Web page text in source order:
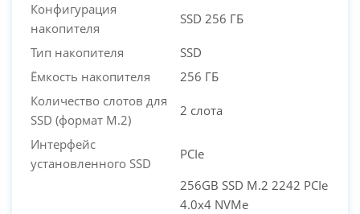
Конфигурация
накопителя
SSD 256 ГБ
Тип накопителя
SSD
Ёмкость накопителя
256 ГБ
Количество слотов для
SSD (формат M.2)
2 слота
Интерфейс
установленного SSD
PCIe
256GB SSD M.2 2242 PCIe
4.0x4 NVMe